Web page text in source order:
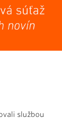
službou